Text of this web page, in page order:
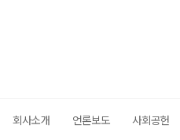
회사소개 언론보도 사회공헌